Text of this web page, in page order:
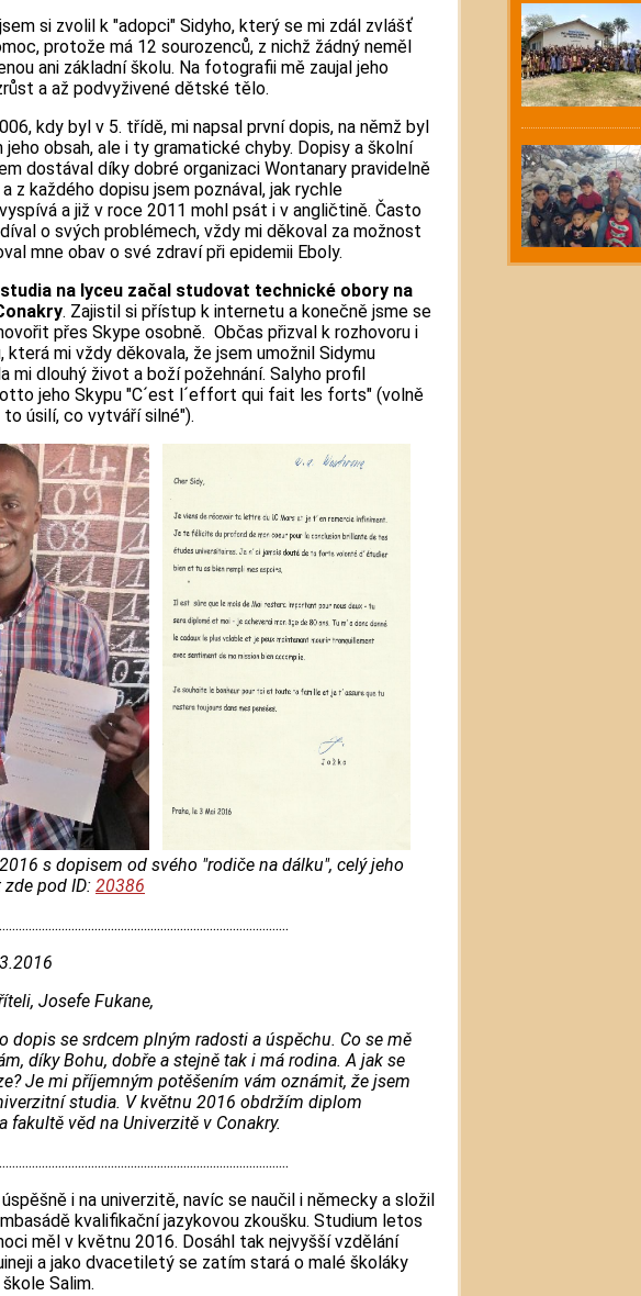
si zvolil k "adopci" Sidyho, který se mi zdál zvlášť
protože má 12 sourozenců, z nichž žádný neměl
ani základní školu. Na fotografii mě zaujal jeho
a až podvyživené dětské tělo.
kdy byl v 5. třídě, mi napsal první dopis, na němž byl
jeho obsah, ale i ty gramatické chyby. Dopisy a školní
dostával díky dobré organizaci Wontanary pravidelně
z každého dopisu jsem poznával, jak rychle
a již v roce 2011 mohl psát i v angličtině. Často
o svých problémech, vždy mi děkoval za možnost
mne obav o své zdraví při epidemii Eboly.
na lyceu začal studovat technické obory na
. Zajistil si přístup k internetu a konečně jsme se
přes Skype osobně. Občas přizval k rozhovoru i
která mi vždy děkovala, že jsem umožnil Sidymu
mi dlouhý život a boží požehnání. Salyho profil
jeho Skypu "C´est l´effort qui fait les forts" (volně
úsilí, co vytváří silné").
s dopisem od svého "rodiče na dálku", celý jeho
pod ID: 20386​
Josefe Fukane,
dopis se srdcem plným radosti a úspěchu. Co se mě
díky Bohu, dobře a stejně tak i má rodina. A jak se
Je mi příjemným potěšením vám oznámit, že jsem
studia. V květnu 2016 obdržím diplom
fakultě věd na Univerzitě v Conakry.
i na univerzitě, navíc se naučil i německy a složil
kvalifikační jazykovou zkoušku. Studium letos
měl v květnu 2016. Dosáhl tak nejvyšší vzdělání
a jako dvacetiletý se zatím stará o malé školáky
Salim.